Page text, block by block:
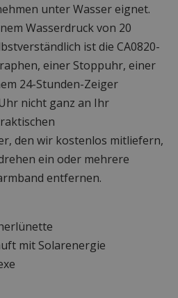
unter Wasser eignet.
Wasserdruck von 20
ist die CA0820-
einer Stoppuhr, einer
24-Stunden-Zeiger
nicht ganz an Ihr
den wir kostenlos mitliefern,
ein oder mehrere
entfernen.
mit Solarenergie